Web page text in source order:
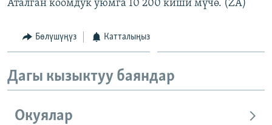
Аталган коомдук уюмга 10 200 киши мүчө. (ZA)
Бөлүшүңүз Катталыңыз
Дагы кызыктуу баяндар
Окуялар